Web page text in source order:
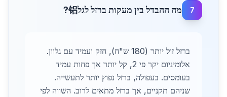
7 מה ההבדל בין מעקות ברזל לגל铝?
ברזל זול יותר (180 ש"ח), חזק ועמיד עם גלוון.
אלומיניום יקר פי 2, קל יותר אך פחות עמיד
בעומסים. בעפולה, ברזל נפוץ יותר לתעשייה.
שניהם תקניים, אך ברזל מתאים לרוב. השווה לפי